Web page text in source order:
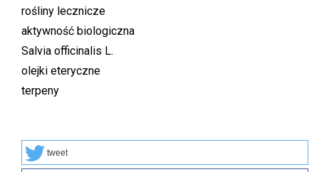
rośliny lecznicze
aktywność biologiczna
Salvia officinalis L.
olejki eteryczne
terpeny
tweet